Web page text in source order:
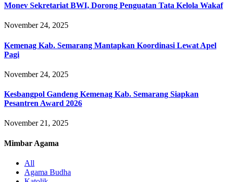
Monev Sekretariat BWI, Dorong Penguatan Tata Kelola Wakaf
November 24, 2025
Kemenag Kab. Semarang Mantapkan Koordinasi Lewat Apel
Pagi
November 24, 2025
Kesbangpol Gandeng Kemenag Kab. Semarang Siapkan
Pesantren Award 2026
November 21, 2025
Mimbar Agama
All
Agama Budha